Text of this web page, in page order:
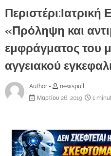
«Πρόληψη και
εμφράγματος του
αγγειακού
Author -
newspull
Μαρτίου 26, 2019
1